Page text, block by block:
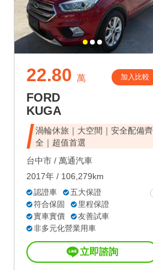
22.80 萬 加入比較
FORD
KUGA
渦輪休旅｜大空間｜安全配備齊
全｜超值首選
台中市 / 萬通汽車
2017年 / 106,279km
認證車
五大保證
符合保固
里程保證
實車實價
友善試車
非多元化營業用車
立即諮詢